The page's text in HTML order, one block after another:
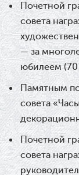
Вітаємо
19.05.2026
Ювілей
18.05.2026
Шукаємо
17.05.2026
Почетной
совета
— за
юбилеем (70
Памятным
совета
Почетной
совета